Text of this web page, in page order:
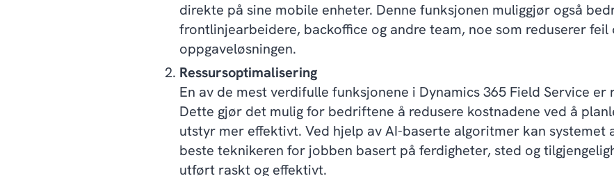
direkte på sine mobile enheter. Denne funksjonen muliggjør også
frontlinjearbeidere, backoffice og andre team, noe som reduserer
oppgaveløsningen.
Ressursoptimalisering
En av de mest verdifulle funksjonene i Dynamics 365 Field Service er
Dette gjør det mulig for bedriftene å redusere kostnadene ved å
utstyr mer effektivt. Ved hjelp av AI-baserte algoritmer kan systemet
beste teknikeren for jobben basert på ferdigheter, sted og
utført raskt og effektivt.